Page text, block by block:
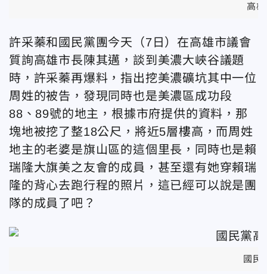
高
許采蓁和國民黨團今天（7日）在高雄市議會
質詢高雄市長陳其邁，談到美濃大峽谷議題
時，許采蓁再爆料，指出挖美濃礦坑其中一位
周姓的被告，發現同時也是美濃區成功段
88、89號的地主，根據市府提供的資料，那
塊地被挖了整18公尺，將近5層樓高，而周姓
地主的老婆是旗山區的這個里長，同時也是賴
瑞隆大旗美之友會的成員，甚至還有她穿賴瑞
隆的背心去跑行程的照片，這已經可以說是團
隊的成員了吧？
國民